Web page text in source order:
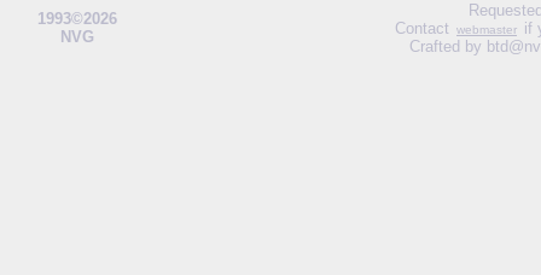
1993©2026
NVG
Contact
webmaster
if
Crafted by